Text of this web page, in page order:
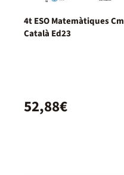
4t ESO Matemàtiques Cm
Català Ed23
52,88€